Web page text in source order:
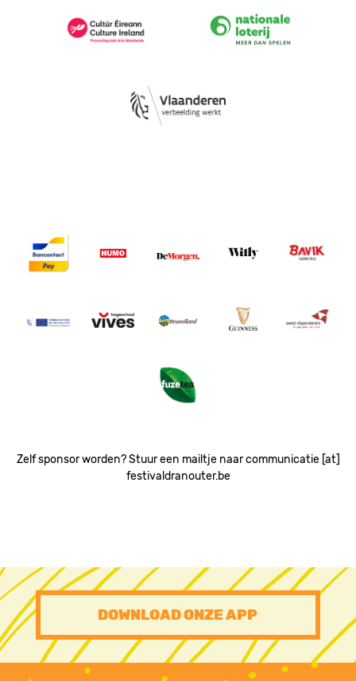
Image Image
Image
Image
Image Image Image Image
Image Image Image Image Image
Image
Zelf sponsor worden? Stuur een mailtje naar communicatie [at]
festivaldranouter.be
PRE
FOOTER
CTA
DOWNLOAD ONZE APP